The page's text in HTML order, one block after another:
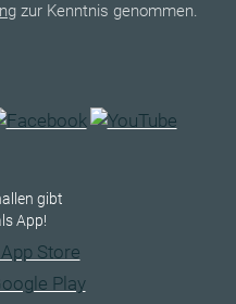
zur Kenntnis genommen.
gibt
App!